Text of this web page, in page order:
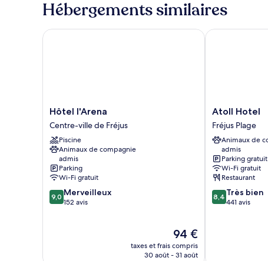
de
Appartement,
Hébergements similaires
Hôtel
l'Arena
Centre-
ville
de
Fréjus
Hôtel l'Arena
Centre-ville de Fréjus
Piscine
Animaux de compagnie
admis
Parking
Wi-Fi gratuit
9.0
sur
9,0 Merveilleux
152 avis
Le
nouveau
prix
94 €
taxes et frais compris
30 août - 31 août
Hôtel l'Arena
Atoll
Hotel
Fréjus
Plage
Atoll Hotel
Fréjus Plage
Animaux de
admis
Parking gratuit
Wi-Fi gratuit
Restaurant
8.4
sur
8,4 Très bien
441 avis
Atoll Hotel